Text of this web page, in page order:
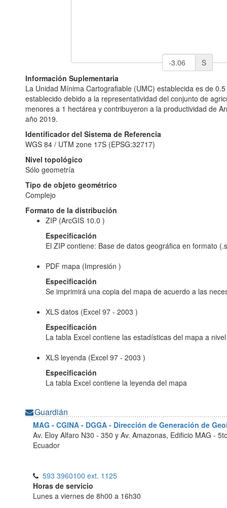
S
Información Suplementaria
La Unidad Mínima Cartografiable (UMC) establecida es de
establecido debido a la representatividad del conjunto de
menores a 1 hectárea y contribuyeron a la productividad de
año 2019.
Identificador del Sistema de Referencia
WGS 84 / UTM zone 17S (EPSG:32717)
Nivel topológico
Sólo geometría
Tipo de objeto geométrico
Complejo
Formato de la distribución
ZIP (ArcGIS 10.0 )
Especificación
El ZIP contiene: Base de datos geográfica en formato
PDF mapa (Impresión )
Especificación
Se imprimirá una copia del mapa de acuerdo a las
XLS datos (Excel 97 - 2003 )
Especificación
La tabla Excel contiene las estadísticas del mapa a
XLS leyenda (Excel 97 - 2003 )
Especificación
La tabla Excel contiene la leyenda del mapa
Guardián
MAG - CGINA - DGGA - Dirección de Generación de
Av. Eloy Alfaro N30 - 350 y Av. Amazonas, Edificio MAG -
Ecuador
593 3960100 ext. 1125
Horas de servicio
Lunes a viernes de 8h00 a 16h30